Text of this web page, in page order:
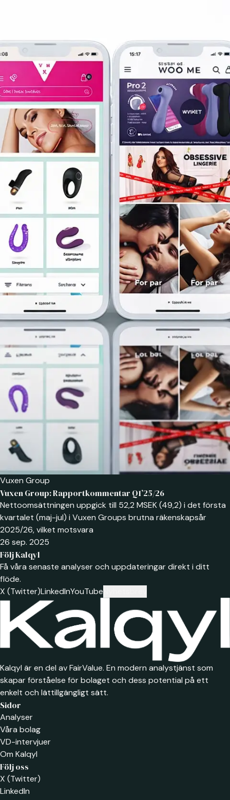
Vuxen Group
Vuxen Group: Rapportkommentar Q1’25/26
Nettoomsättningen uppgick till 52,2 MSEK (49,2) i det första
kvartalet (maj-jul) i Vuxen Groups brutna räkenskapsår
2025/26, vilket motsvara
26 sep. 2025
Följ Kalqyl
Få våra senaste analyser och uppdateringar direkt i ditt
flöde.
X (Twitter)LinkedInYouTube
Kalqyl är en del av FairValue. En modern analystjänst som
skapar förståelse för bolaget och dess potential på ett
enkelt och lättillgängligt sätt.
Sidor
Analyser
Våra bolag
VD-intervjuer
Om Kalqyl
Följ oss
X (Twitter)
LinkedIn